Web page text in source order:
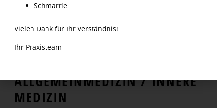
ALLGEMEINMEDIZIN / INNERE
MEDIZIN
Schmarrie
Vielen Dank für Ihr Verständnis!
Ihr Praxisteam